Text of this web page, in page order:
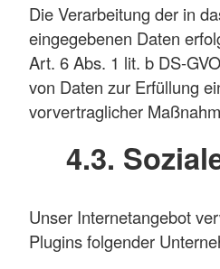
Die Verarbeitung der in
eingegebenen Daten
Art. 6 Abs. 1 lit. b DS-
von Daten zur Erfüllung
vorvertraglicher
4.3.
Unser Internetangebot
Plugins folgender